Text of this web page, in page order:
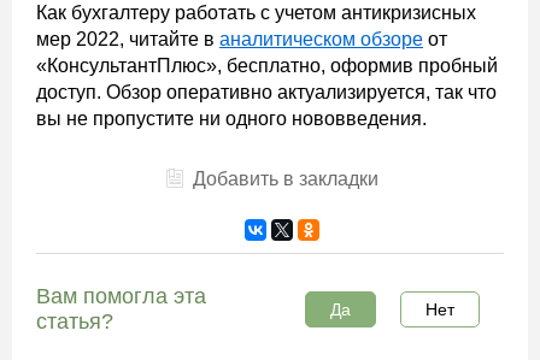
Как бухгалтеру работать с учетом антикризисных
мер 2022, читайте в аналитическом обзоре от
«КонсультантПлюс», бесплатно, оформив пробный
доступ. Обзор оперативно актуализируется, так что
вы не пропустите ни одного нововведения.
Добавить в закладки
Вам помогла эта
статья?
Да Нет